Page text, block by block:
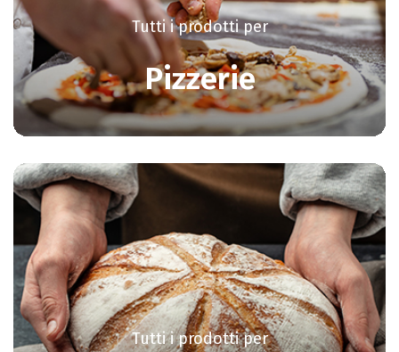
Tutti i prodotti per
Pizzerie
Tutti i prodotti per